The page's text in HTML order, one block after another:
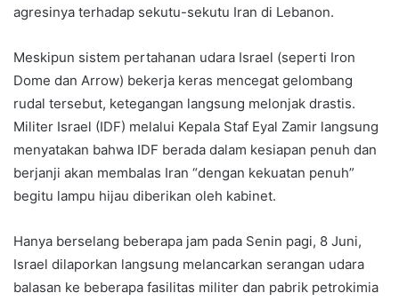
agresinya terhadap sekutu-sekutu Iran di Lebanon.
Meskipun sistem pertahanan udara Israel (seperti Iron
Dome dan Arrow) bekerja keras mencegat gelombang
rudal tersebut, ketegangan langsung melonjak drastis.
Militer Israel (IDF) melalui Kepala Staf Eyal Zamir langsung
menyatakan bahwa IDF berada dalam kesiapan penuh dan
berjanji akan membalas Iran “dengan kekuatan penuh”
begitu lampu hijau diberikan oleh kabinet.
Hanya berselang beberapa jam pada Senin pagi, 8 Juni,
Israel dilaporkan langsung melancarkan serangan udara
balasan ke beberapa fasilitas militer dan pabrik petrokimia